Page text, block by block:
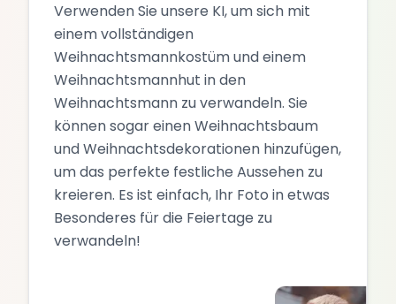
Verwenden Sie unsere KI, um sich mit
einem vollständigen
Weihnachtsmannkostüm und einem
Weihnachtsmannhut in den
Weihnachtsmann zu verwandeln. Sie
können sogar einen Weihnachtsbaum
und Weihnachtsdekorationen hinzufügen,
um das perfekte festliche Aussehen zu
kreieren. Es ist einfach, Ihr Foto in etwas
Besonderes für die Feiertage zu
verwandeln!